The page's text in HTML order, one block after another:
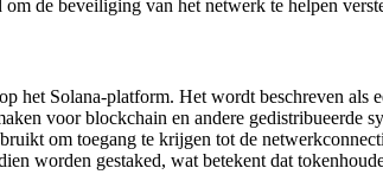
de beveiliging van het netwerk te helpen
het Solana-platform. Het wordt beschreven
voor blockchain en andere
om toegang te krijgen tot de
worden gestaked, wat betekent dat